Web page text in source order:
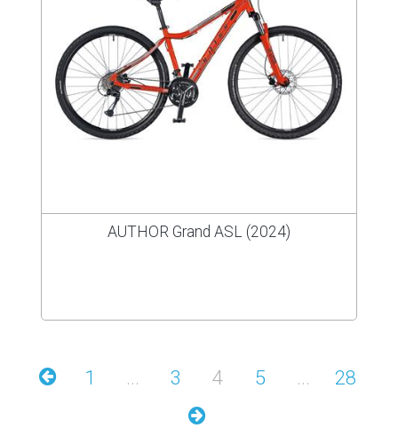
AUTHOR Grand ASL (2024)
1 ... 3 4 5 ... 28